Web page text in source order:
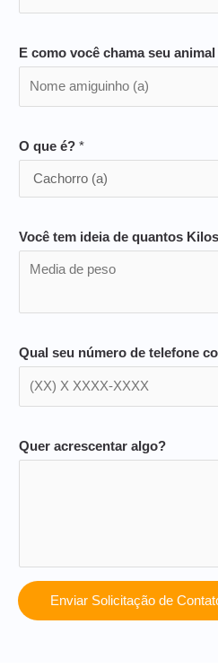
E como você chama seu
O que é? *
Você tem ideia de quantos
Qual seu número de telefone
Quer acrescentar algo?
Enviar Solicitação de